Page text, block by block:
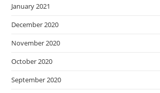
January 2021
December 2020
November 2020
October 2020
September 2020